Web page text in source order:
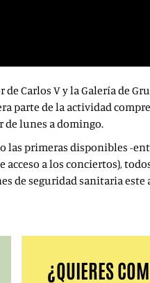
Carlos V y la Galería de
parte de la actividad
de lunes a domingo.
las primeras disponibles -
acceso a los conciertos),
de seguridad sanitaria
¿QUIERES